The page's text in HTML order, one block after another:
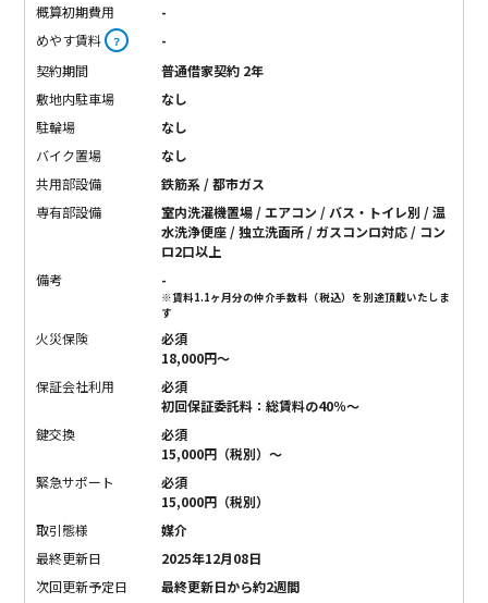
概算初期費用
-
めやす賃料 ？
-
契約期間
普通借家契約 2年
敷地内駐車場
なし
駐輪場
なし
バイク置場
なし
共用部設備
鉄筋系 / 都市ガス
専有部設備
室内洗濯機置場 / エアコン / バス・トイレ別 / 温
水洗浄便座 / 独立洗面所 / ガスコンロ対応 / コン
ロ2口以上
備考
-
※賃料1.1ヶ月分の仲介手数料（税込）を別途頂戴いたしま
す
火災保険
必須
18,000円〜
保証会社利用
必須
初回保証委託料：総賃料の40％〜
鍵交換
必須
15,000円（税別）〜
緊急サポート
必須
15,000円（税別）
取引態様
媒介
最終更新日
2025年12月08日
次回更新予定日
最終更新日から約2週間